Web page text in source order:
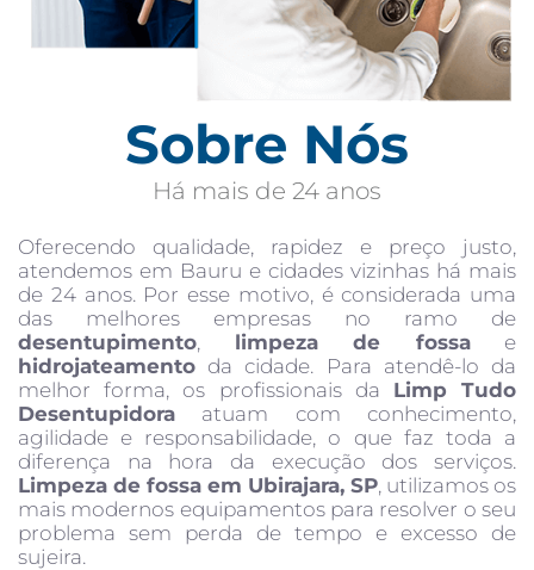
Sobre Nós
Há mais de 24 anos
Oferecendo qualidade, rapidez e preço justo,
atendemos em Bauru e cidades vizinhas há mais
de 24 anos. Por esse motivo, é considerada uma
das melhores empresas no ramo de
desentupimento, limpeza de fossae
hidrojateamento da cidade. Para atendê-lo da
melhor forma, os profissionais da Limp Tudo
Desentupidora atuam com conhecimento,
agilidade e responsabilidade, o que faz toda a
diferença na hora da execução dos serviços.
Limpeza de fossa em Ubirajara, SP, utilizamos os
mais modernos equipamentos para resolver o seu
problema sem perda de tempo e excesso de
sujeira.